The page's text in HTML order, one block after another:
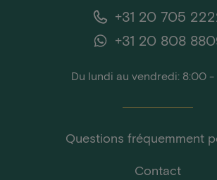
+31 20 705
+31 20 808
Du lundi au vendredi: 8:00 -
Questions fréquemment
Contact